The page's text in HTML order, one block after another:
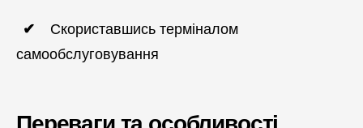
Скориставшись терміналом
самообслуговування